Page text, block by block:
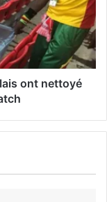
ont nettoyé